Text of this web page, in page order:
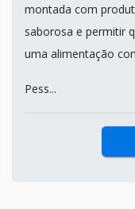
montada com
saborosa e permitir
uma alimentação
Pess...